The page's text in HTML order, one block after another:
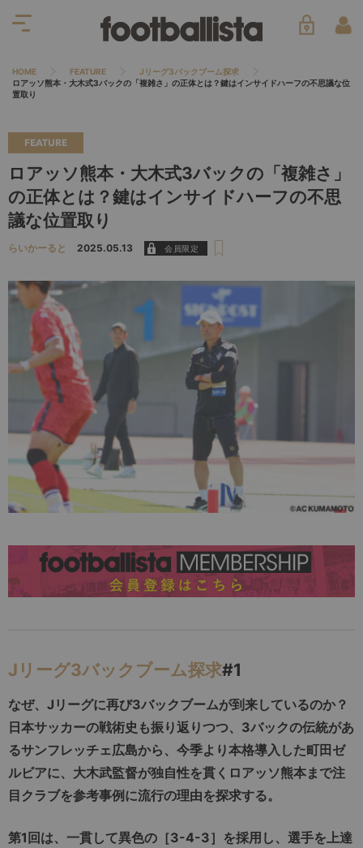
HOME FEATURE
Jリーグ3バックブーム探求
ロアッソ熊本・大木式3バックの「複雑さ」の正体とは？鍵はインサイドハーフの不思議な位
置取り
FEATURE
ロアッソ熊本・大木式3バックの「複雑さ」
の正体とは？鍵はインサイドハーフの不思
議な位置取り
らいかーると 2025.05.13
Jリーグ3バックブーム探求#1
なぜ、Jリーグに再び3バックブームが到来しているのか？
日本サッカーの戦術史も振り返りつつ、3バックの伝統があ
るサンフレッチェ広島から、今季より本格導入した町田ゼ
ルビアに、大木武監督が独自性を貫くロアッソ熊本まで注
目クラブを参考事例に流行の理由を探求する。
第1回は、一貫して異色の［3-4-3］を採用し、選手を上達